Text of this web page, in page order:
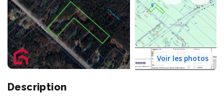
Voir les photos
Description